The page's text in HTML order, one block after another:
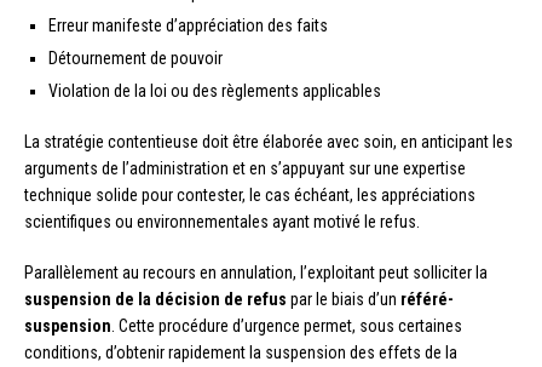
Erreur manifeste d’appréciation des faits
Détournement de pouvoir
Violation de la loi ou des règlements applicables
La stratégie contentieuse doit être élaborée avec soin, en anticipant les
arguments de l’administration et en s’appuyant sur une expertise
technique solide pour contester, le cas échéant, les appréciations
scientifiques ou environnementales ayant motivé le refus.
Parallèlement au recours en annulation, l’exploitant peut solliciter la
suspension de la décision de refus par le biais d’un référé-
suspension . Cette procédure d’urgence permet, sous certaines
conditions, d’obtenir rapidement la suspension des effets de la